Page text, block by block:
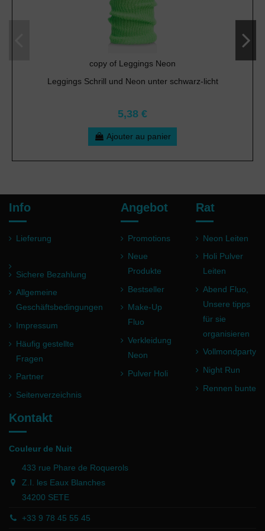
copy of Leggings Neon
Leggings Schrill und Neon unter schwarz-licht
5,38 €
Ajouter au panier
Info
Lieferung
Sichere Bezahlung
Allgemeine
Geschäftsbedingungen
Impressum
Häufig gestellte
Fragen
Partner
Seitenverzeichnis
Angebot
Promotions
Neue
Produkte
Bestseller
Make-Up
Fluo
Verkleidung
Neon
Pulver Holi
Rat
Neon Leiten
Holi Pulver
Leiten
Abend Fluo,
Unsere tipps
für sie
organisieren
Vollmondparty
Night Run
Rennen bunte
Kontakt
Couleur de Nuit
433 rue Phare de Roquerols
Z.I. les Eaux Blanches
34200 SETE
+33 9 78 45 55 45